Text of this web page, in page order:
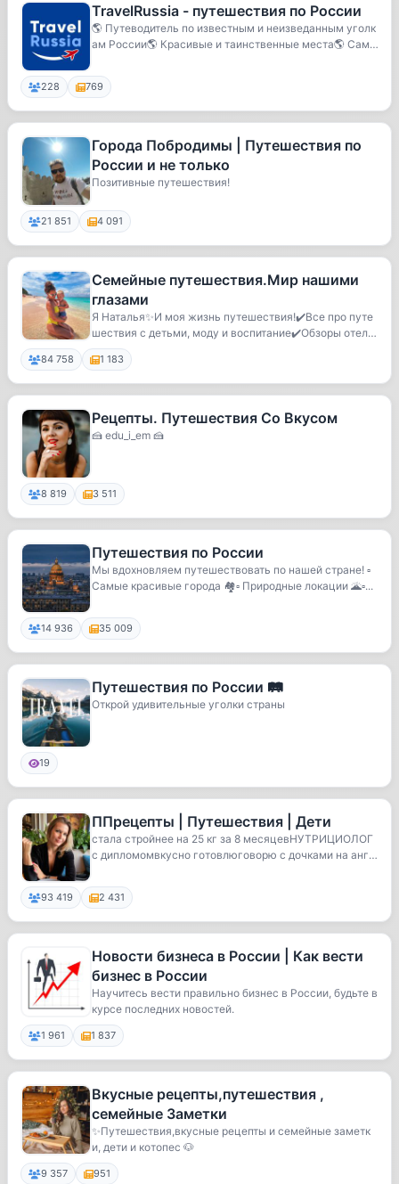
TravelRussia - путешествия по России
🌎 Путеводитель по известным и неизведанным уголк
ам России🌎 Красивые и таинственные места🌎 Само
228 769
Города Побродимы | Путешествия по
России и не только
Позитивные путешествия!
21 851 4 091
Семейные путешествия.Мир нашими
глазами
Я Наталья✨И моя жизнь путешествия!✔️Все про путе
шествия с детьми, моду и воспитание✔️Обзоры отел
е...
84 758 1 183
Рецепты. Путешествия Со Вкусом
🍰 edu_i_em 🍰
8 819 3 511
Путешествия по России
Мы вдохновляем путешествовать по нашей стране! ▫️
Самые красивые города 🏘▫️ Природные локации 🌋▫️...
14 936 35 009
Путешествия по России 🛤
Открой удивительные уголки страны
19
ППрецепты | Путешествия | Дети
стала стройнее на 25 кг за 8 месяцевНУТРИЦИОЛОГ
с дипломомвкусно готовлюговорю с дочками на англ
93 419 2 431
Новости бизнеса в России | Как вести
бизнес в России
Научитесь вести правильно бизнес в России, будьте в
курсе последних новостей.
1 961 1 837
Вкусные рецепты,путешествия ,
семейные Заметки
✨Путешествия,вкусные рецепты и семейные заметк
и, дети и котопес 🐶
9 357 951